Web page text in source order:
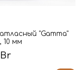
"Gamma"
10 мм